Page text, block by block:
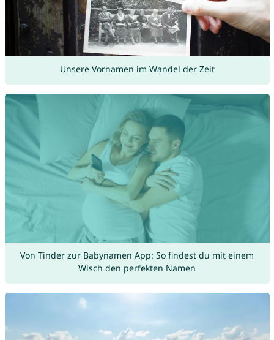
Unsere Vornamen im Wandel der Zeit
Von Tinder zur Babynamen App: So findest du mit einem
Wisch den perfekten Namen